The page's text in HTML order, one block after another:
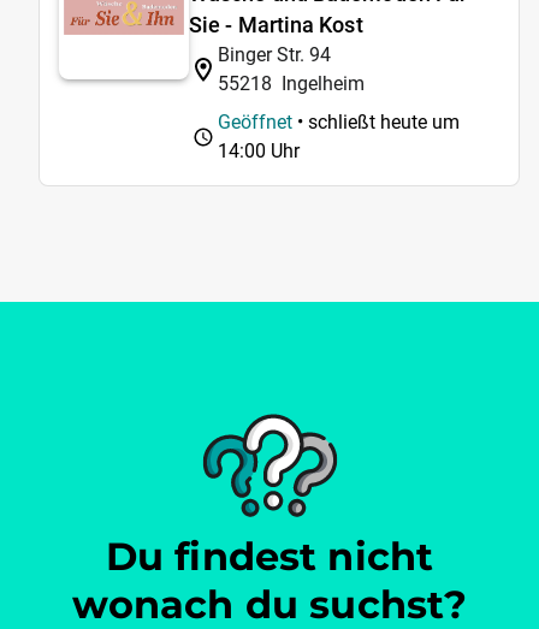
Sie - Martina Kost
Binger Str. 94
55218 Ingelheim
Geöffnet • schließt heute um
14:00 Uhr
Du findest nicht
wonach du suchst?